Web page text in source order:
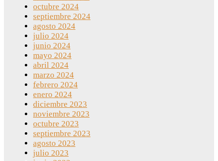
octubre 2024
septiembre 2024
agosto 2024
julio 2024
junio 2024
mayo 2024
abril 2024
marzo 2024
febrero 2024
enero 2024
diciembre 2023
noviembre 2023
octubre 2023
septiembre 2023
agosto 2023
julio 2023